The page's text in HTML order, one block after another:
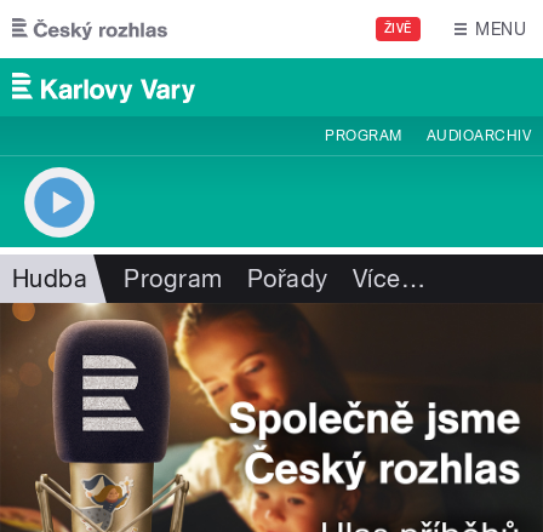
Přejít k hlavnímu obsahu
ŽIVĚ MENU
PROGRAM AUDIOARCHIV
Hudba Program Pořady Více…